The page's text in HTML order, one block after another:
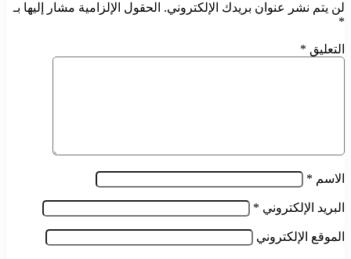
لن يتم نشر عنوان بريدك الإلكتروني. الحقول الإلزامية مشار إليها بـ
*
التعليق *
الاسم *
البريد الإلكتروني *
الموقع الإلكتروني